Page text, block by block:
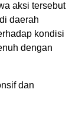
aksi tersebut
daerah
kondisi
dengan
dan